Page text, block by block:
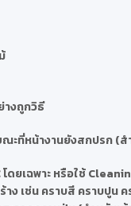
างถูกวิธี
ณะที่หน้างานยังสกปรก (
ดยเฉพาะ หรือใช้
ง เช่น คราบสี คราบปูน